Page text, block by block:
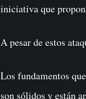
iniciativa que
A pesar de estos
Los fundamentos
son sólidos y están